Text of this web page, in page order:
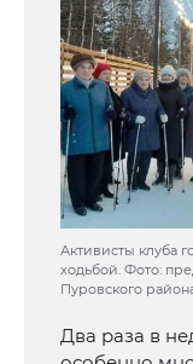
Активисты клуба
ходьбой. Фото:
Пуровского
Два раза в